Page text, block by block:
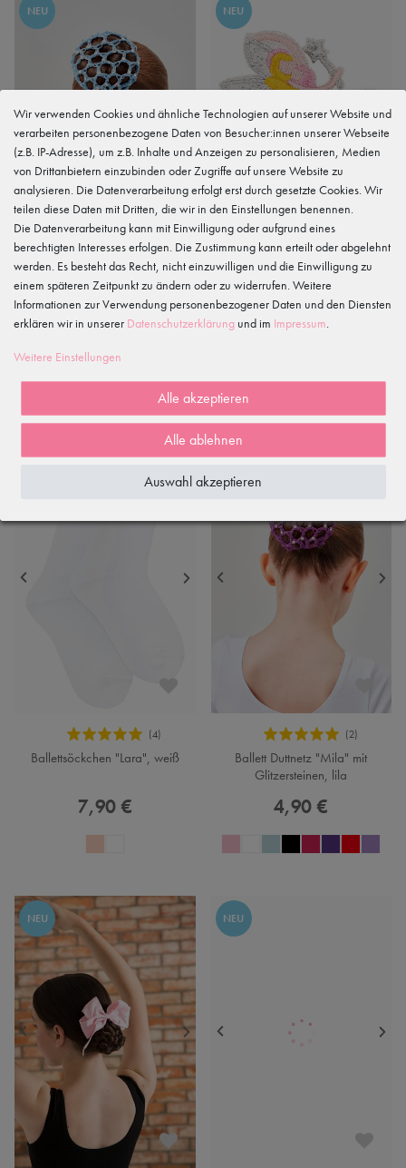
NEU
Ballett Duttnetz "Mila" mit
Glitzersteinen, hellblau
4,90 €
NEU
Haarspange mit Samtbezug und
Glitzer Feen Ballerina, rosa /
3,90 €
Ballettsöckchen "Lara", weiß
7,90 €
Ballett Duttnetz "Mila" mit
Glitzersteinen, lila
4,90 €
NEU NEU
Wir verwenden Cookies und ähnliche Technologien auf unserer Website und
verarbeiten personenbezogene Daten von Besucher:innen unserer Webseite
(z.B. IP-Adresse), um z.B. Inhalte und Anzeigen zu personalisieren, Medien
von Drittanbietern einzubinden oder Zugriffe auf unsere Website zu
analysieren. Die Datenverarbeitung erfolgt erst durch gesetzte Cookies. Wir
teilen diese Daten mit Dritten, die wir in den Einstellungen benennen.
Die Datenverarbeitung kann mit Einwilligung oder aufgrund eines
berechtigten Interesses erfolgen. Die Zustimmung kann erteilt oder abgelehnt
werden. Es besteht das Recht, nicht einzuwilligen und die Einwilligung zu
einem späteren Zeitpunkt zu ändern oder zu widerrufen. Weitere
Informationen zur Verwendung personenbezogener Daten und den Diensten
erklären wir in unserer Daten­schutz­erklärung und im Impressum
Weitere Einstellungen
Alle akzeptieren
Alle ablehnen
Auswahl akzeptieren